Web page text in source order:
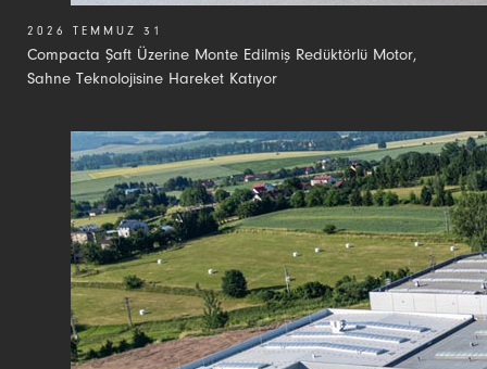
Compacta Şaft Üzerine Monte Edilmiş Redüktörlü Motor,
Sahne Teknolojisine Hareket Katıyor
2026 TEMMUZ 31